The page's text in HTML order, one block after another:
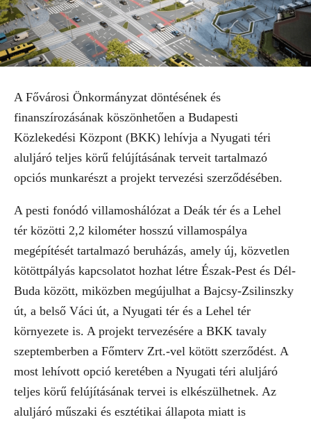
A Fővárosi Önkormányzat döntésének és
finanszírozásának köszönhetően a Budapesti
Közlekedési Központ (BKK) lehívja a Nyugati téri
aluljáró teljes körű felújításának terveit tartalmazó
opciós munkarészt a projekt tervezési szerződésében.
A pesti fonódó villamoshálózat a Deák tér és a Lehel
tér közötti 2,2 kilométer hosszú villamospálya
megépítését tartalmazó beruházás, amely új, közvetlen
kötöttpályás kapcsolatot hozhat létre Észak-Pest és Dél-
Buda között, miközben megújulhat a Bajcsy-Zsilinszky
út, a belső Váci út, a Nyugati tér és a Lehel tér
környezete is. A projekt tervezésére a BKK tavaly
szeptemberben a Főmterv Zrt.-vel kötött szerződést. A
most lehívott opció keretében a Nyugati téri aluljáró
teljes körű felújításának tervei is elkészülhetnek. Az
aluljáró műszaki és esztétikai állapota miatt is